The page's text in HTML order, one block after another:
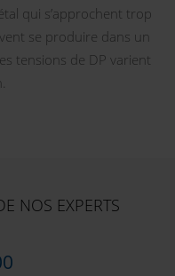
qui s’approchent trop
se produire dans un
tensions de DP varient
NOS EXPERTS